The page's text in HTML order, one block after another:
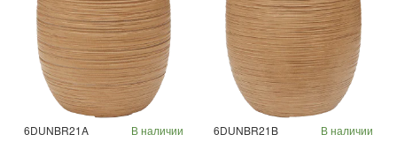
6DUNBR21A В наличии 6DUNBR21B В наличии